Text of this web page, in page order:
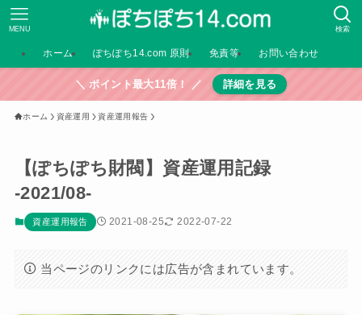
検索
MENU
ホーム ぽちぽち14.com 原則 免責等 お問い合わせ
＼ ポイント最大11倍！ ／ 詳細を見る
ホーム 資産運用 資産運用報告
【ぽちぽち財閥】資産運用記録
-2021/08-
資産運用報告 2021-08-25 2022-07-22
当ページのリンクには広告が含まれています。